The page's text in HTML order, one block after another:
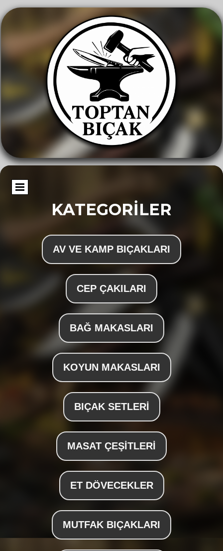
KATEGORİLER
AV VE KAMP BIÇAKLARI
CEP ÇAKILARI
BAĞ MAKASLARI
KOYUN MAKASLARI
BIÇAK SETLERİ
MASAT ÇEŞİTLERİ
ET DÖVECEKLER
MUTFAK BIÇAKLARI